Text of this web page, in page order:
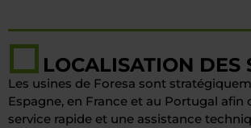
LOCALISATION DES
Les usines de Foresa sont
Espagne, en France et au Portugal afin
service rapide et une assistance